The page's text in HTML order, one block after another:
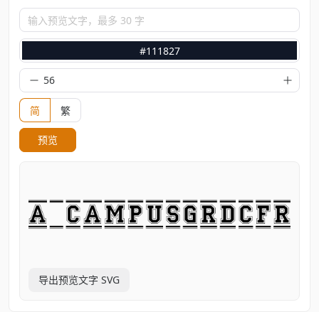
输入预览文字，最多 30 字
#111827
简 繁
预览
导出预览文字 SVG